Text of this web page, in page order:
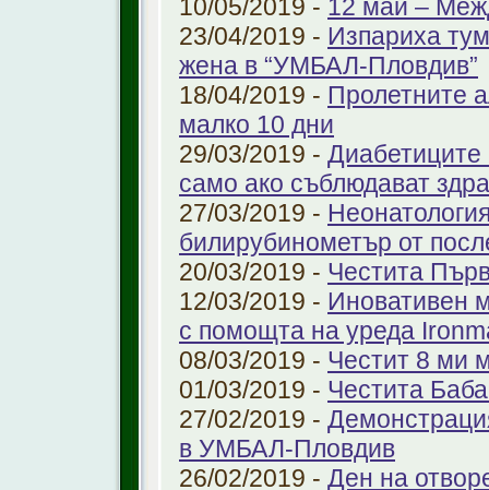
10/05/2019 - 12 май –
23/04/2019 - Изпариха
жена в “УМБАЛ-Пловдив”
18/04/2019 - Пролетните
малко 10 дни
29/03/2019 - Диабетиците
само ако съблюдават
27/03/2019 -
билирубинометър от
20/03/2019 - Честита
12/03/2019 - Иновативен
с помощта на уреда
08/03/2019 - Честит 8 ми
01/03/2019 - Честита
27/02/2019 -
в УМБАЛ-Пловдив
26/02/2019 - Ден на